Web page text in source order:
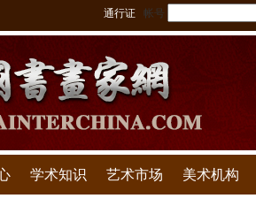
通行证 帐号
学术知识 艺术市场 美术机构